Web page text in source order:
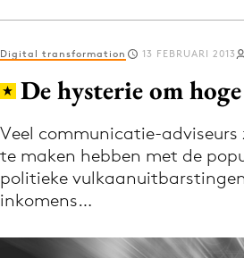
Log in
Download de
Volg het laatste nieuws
Nieuws app
Digital transformation 13 FEBRUARI 2013
De hysterie om
Veel communicatie-adviseurs
te maken hebben met de
politieke
inkomens…